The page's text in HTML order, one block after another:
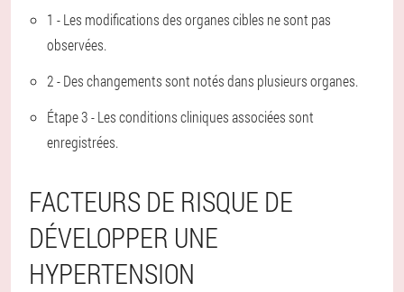
1 - Les modifications des organes cibles ne sont pas
observées.
2 - Des changements sont notés dans plusieurs organes.
Étape 3 - Les conditions cliniques associées sont
enregistrées.
FACTEURS DE RISQUE DE
DÉVELOPPER UNE
HYPERTENSION